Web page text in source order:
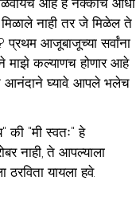
मिळाले नाही तर जे मिळेल ते
प्रथम आजूबाजूच्या सर्वांना
माझे कल्याणच होणार आहे
आनंदाने घ्यावे. आपले भलेच
की "मी स्वतः" हे
नाही, ते आपल्याला
यायला हवे.